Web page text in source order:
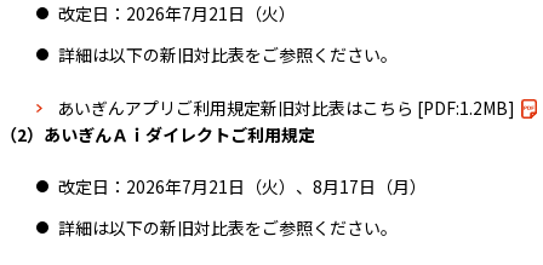
改定日：2026年7月21日（火）
詳細は以下の新旧対比表をご参照ください。
あいぎんアプリご利用規定新旧対比表はこちら [PDF:1.2MB]
（2）あいぎんＡｉダイレクトご利用規定
改定日：2026年7月21日（火）、8月17日（月）
詳細は以下の新旧対比表をご参照ください。